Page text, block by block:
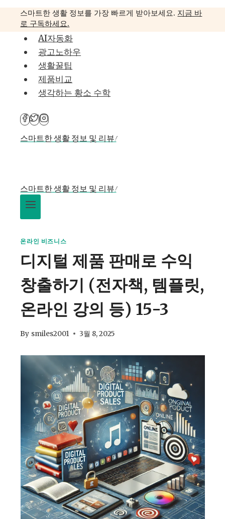
스마트한 생활 정보를 가장 빠르게 받아보세요. 지금 바
로 구독하세요.
AI자동화
광고노하우
생활꿀팁
제품비교
생각하는 황소 수학
스마트한 생활 정보 및 리뷰!
스마트한 생활 정보 및 리뷰!
온라인 비즈니스
디지털 제품 판매로 수익
창출하기 (전자책, 템플릿,
온라인 강의 등) 15-3
By smiles2001 3월 8, 2025